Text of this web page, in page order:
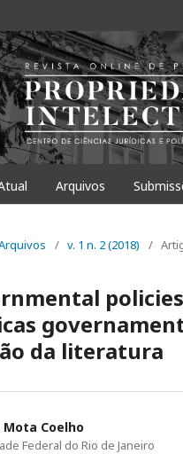
Arquivos
/ v. 1 n. 2 (2018) /
da literatura
Mota Coelho
Federal do Rio de Janeiro